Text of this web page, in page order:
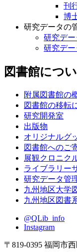
刊
博
研究データの
研究デ
研究デ
図書館につ
附属図書館の
図書館の移転
研究開発室
出版物
オリジナルグ
図書館へのご
展観クロニク
ライブラリー
研究データ管
九州地区大学
九州地区図書
@QLib_info
Instagram
〒819-0395 福岡市